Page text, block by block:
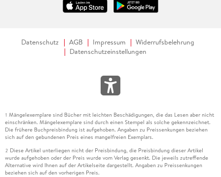
Datenschutz AGB Impressum
Widerrufsbelehrung
Datenschutzeinstellungen
1 Mängelexemplare sind Bücher mit leichten Beschädigungen, die das Lesen aber nicht
einschränken. Mängelexemplare sind durch einen Stempel als solche gekennzeichnet.
Die frühere Buchpreisbindung ist aufgehoben. Angaben zu Preissenkungen beziehen
sich auf den gebundenen Preis eines mangelfreien Exemplars.
2 Diese Artikel unterliegen nicht der Preisbindung, die Preisbindung dieser Artikel
wurde aufgehoben oder der Preis wurde vom Verlag gesenkt. Die jeweils zutreffende
Alternative wird Ihnen auf der Artikelseite dargestellt. Angaben zu Preissenkungen
beziehen sich auf den vorherigen Preis.